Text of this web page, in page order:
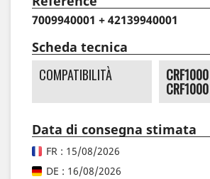
7009940001 + 42139940001
Scheda tecnica
COMPATIBILITÀ
Data di consegna stimata
FR : 15/08/2026
DE : 16/08/2026